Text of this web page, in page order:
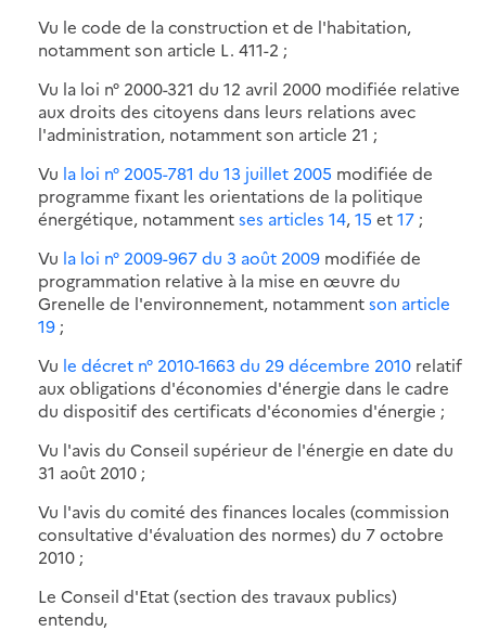
Vu le code de la construction et de l'habitation,
notamment son article L. 411-2 ;
Vu la loi n° 2000-321 du 12 avril 2000 modifiée relative
aux droits des citoyens dans leurs relations avec
l'administration, notamment son article 21 ;
Vu la loi n° 2005-781 du 13 juillet 2005 modifiée de
programme fixant les orientations de la politique
énergétique, notammentses articles 14,15 et17 ;
Vu la loi n° 2009-967 du 3 août 2009 modifiée de
programmation relative à la mise en œuvre du
Grenelle de l'environnement, notammentson article
19 ;
Vu le décret n° 2010-1663 du 29 décembre 2010 relatif
aux obligations d'économies d'énergie dans le cadre
du dispositif des certificats d'économies d'énergie ;
Vu l'avis du Conseil supérieur de l'énergie en date du
31 août 2010 ;
Vu l'avis du comité des finances locales (commission
consultative d'évaluation des normes) du 7 octobre
2010 ;
Le Conseil d'Etat (section des travaux publics)
entendu,